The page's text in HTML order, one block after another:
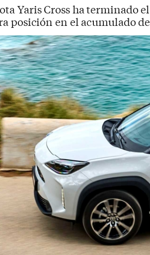
Yaris Cross ha terminado
posición en el acumulado